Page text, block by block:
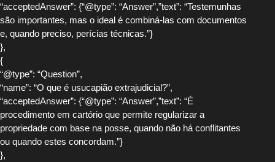
“acceptedAnswer”: {“@type”: “Answer”,”text”: “Testemunhas
são importantes, mas o ideal é combiná-las com documentos
e, quando preciso, perícias técnicas.”}
},
{
“@type”: “Question”,
“name”: “O que é usucapião extrajudicial?”,
“acceptedAnswer”: {“@type”: “Answer”,”text”: “É
procedimento em cartório que permite regularizar a
propriedade com base na posse, quando não há conflitantes
ou quando estes concordam.”}
},